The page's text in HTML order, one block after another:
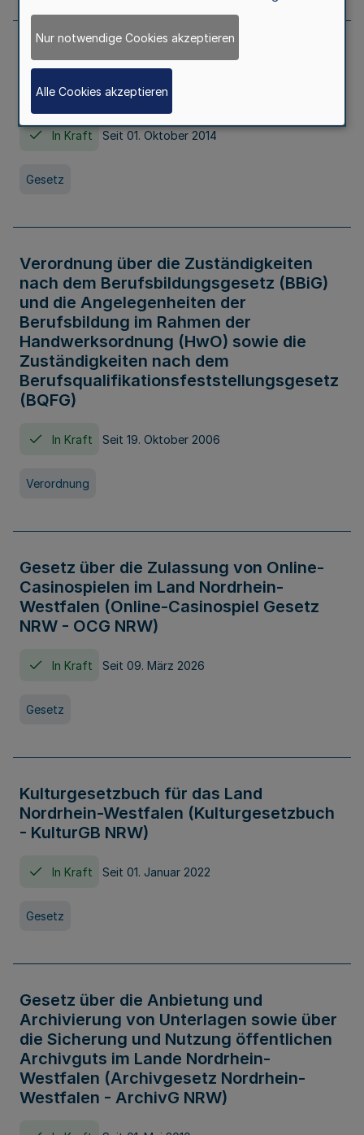
Gesetz über die Hochschulen des Landes
Nordrhein-Westfalen (Hochschulgesetz -
HG)
In Kraft Seit 01. Oktober 2014
Gesetz
Verordnung über die Zuständigkeiten
nach dem Berufsbildungsgesetz (BBiG)
und die Angelegenheiten der
Berufsbildung im Rahmen der
Handwerksordnung (HwO) sowie die
Zuständigkeiten nach dem
Berufsqualifikationsfeststellungsgesetz
(BQFG)
In Kraft Seit 19. Oktober 2006
Verordnung
Gesetz über die Zulassung von Online-
Casinospielen im Land Nordrhein-
Westfalen (Online-Casinospiel Gesetz
NRW - OCG NRW)
In Kraft Seit 09. März 2026
Gesetz
Kulturgesetzbuch für das Land
Nordrhein-Westfalen (Kulturgesetzbuch
- KulturGB NRW)
In Kraft Seit 01. Januar 2022
Gesetz
Gesetz über die Anbietung und
Archivierung von Unterlagen sowie über
die Sicherung und Nutzung öffentlichen
Archivguts im Lande Nordrhein-
Westfalen (Archivgesetz Nordrhein-
Westfalen - ArchivG NRW)
Nur notwendige Cookies akzeptieren
Alle Cookies akzeptieren